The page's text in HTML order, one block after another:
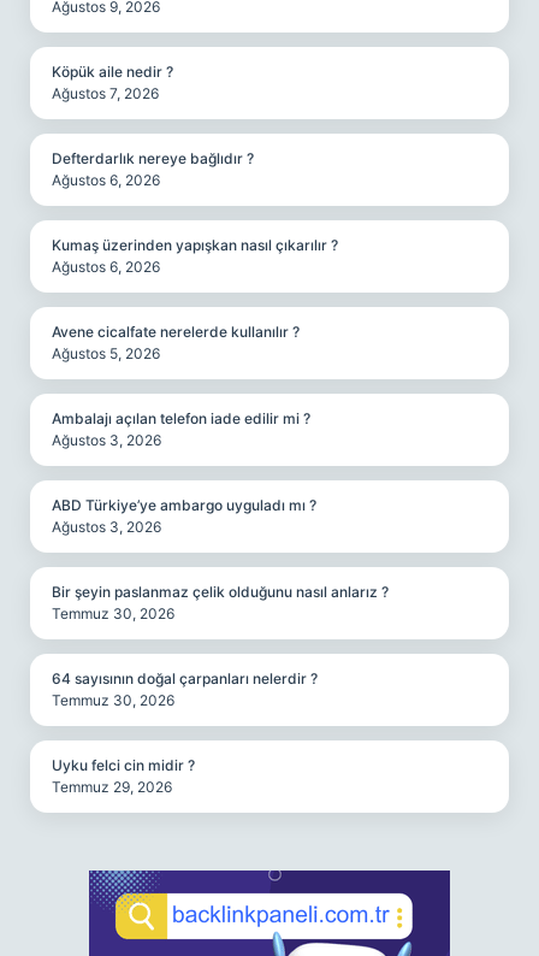
Ağustos 9, 2026
Köpük aile nedir ?
Ağustos 7, 2026
Defterdarlık nereye bağlıdır ?
Ağustos 6, 2026
Kumaş üzerinden yapışkan nasıl çıkarılır ?
Ağustos 6, 2026
Avene cicalfate nerelerde kullanılır ?
Ağustos 5, 2026
Ambalajı açılan telefon iade edilir mi ?
Ağustos 3, 2026
ABD Türkiye’ye ambargo uyguladı mı ?
Ağustos 3, 2026
Bir şeyin paslanmaz çelik olduğunu nasıl anlarız ?
Temmuz 30, 2026
64 sayısının doğal çarpanları nelerdir ?
Temmuz 30, 2026
Uyku felci cin midir ?
Temmuz 29, 2026